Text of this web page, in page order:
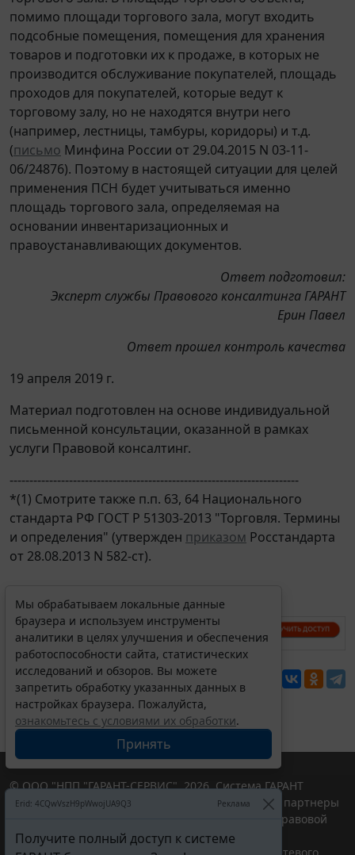
помимо площади торгового зала, могут входить
подсобные помещения, помещения для хранения
товаров и подготовки их к продаже, в которых не
производится обслуживание покупателей, площадь
проходов для покупателей, которые ведут к
торговому залу, но не находятся внутри него
(например, лестницы, тамбуры, коридоры) и т.д.
(письмо Минфина России от 29.04.2015 N 03-11-
06/24876). Поэтому в настоящей ситуации для целей
применения ПСН будет учитываться именно
площадь торгового зала, определяемая на
основании инвентаризационных и
правоустанавливающих документов.
Ответ подготовил:
Эксперт службы Правового консалтинга ГАРАНТ
Ерин Павел
Ответ прошел контроль качества
19 апреля 2019 г.
Материал подготовлен на основе индивидуальной
письменной консультации, оказанной в рамках
услуги Правовой консалтинг.
-------------------------------------------------------------------------
*(1) Смотрите также п.п. 63, 64 Национального
стандарта РФ ГОСТ Р 51303-2013 "Торговля. Термины
и определения" (утвержден приказом Росстандарта
от 28.08.2013 N 582-ст).
Перепечатка
Мы обрабатываем локальные данные
браузера и используем инструменты
аналитики в целях улучшения и обеспечения
работоспособности сайта, статистических
исследований и обзоров. Вы можете
запретить обработку указанных данных в
настройках браузера. Пожалуйста,
ознакомьтесь с условиями их обработки.
Принять
Erid: 4CQwVszH9pWwojUA9Q3 Реклама
Получите полный доступ к системе
© ООО "НПП "ГАРАНТ-СЕРВИС", 2026. Система ГАРАНТ
выпускается с 1990 года. Компания "Гарант" и ее партнеры
являются участниками Российской ассоциации правовой
информации ГАРАНТ.
Портал ГАРАНТ.РУ зарегистрирован в качестве сетевого